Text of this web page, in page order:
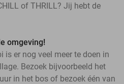
of THRILL? Jij hebt de
omgeving!
is er nog veel meer te doen in
Bezoek bijvoorbeeld het
in het bos of bezoek één van